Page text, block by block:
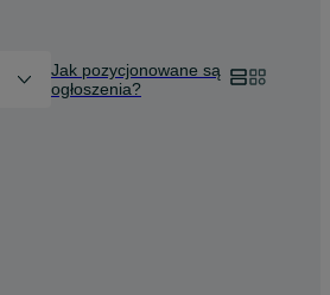
Jak pozycjonowane są
ogłoszenia?